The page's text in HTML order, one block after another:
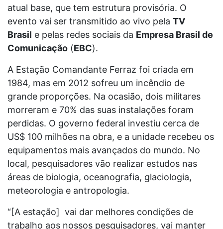
atual base, que tem estrutura provisória. O
evento vai ser transmitido ao vivo pela TV
Brasil e pelas redes sociais da Empresa Brasil de
Comunicação (EBC).
A Estação Comandante Ferraz foi criada em
1984, mas em 2012 sofreu um incêndio de
grande proporções. Na ocasião, dois militares
morreram e 70% das suas instalações foram
perdidas. O governo federal investiu cerca de
US$ 100 milhões na obra, e a unidade recebeu os
equipamentos mais avançados do mundo. No
local, pesquisadores vão realizar estudos nas
áreas de biologia, oceanografia, glaciologia,
meteorologia e antropologia.
“[A estação] vai dar melhores condições de
trabalho aos nossos pesquisadores, vai manter